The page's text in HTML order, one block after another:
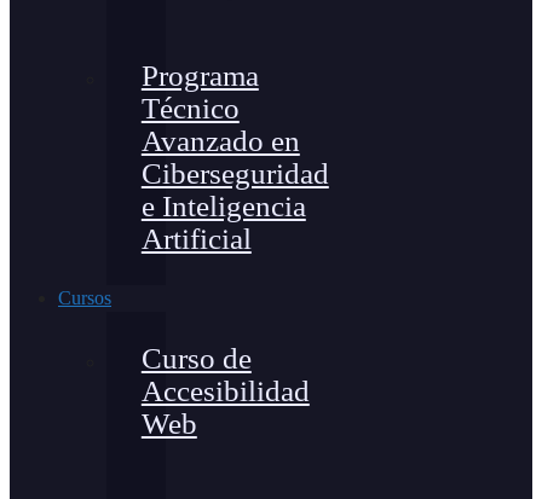
Programa
Técnico
Avanzado en
Ciberseguridad
e Inteligencia
Artificial
Cursos
Curso de
Accesibilidad
Web